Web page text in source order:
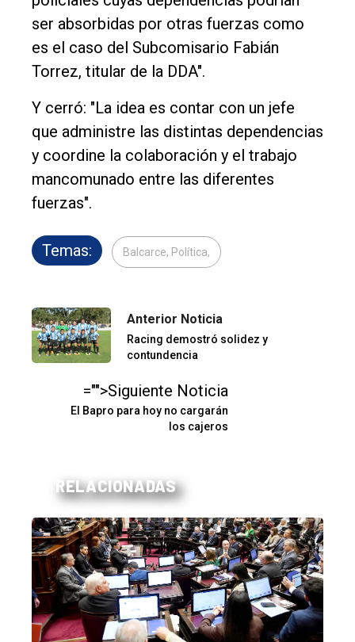
ser absorbidas por otras fuerzas como
es el caso del Subcomisario Fabián
Torrez, titular de la DDA".
Y cerró: "La idea es contar con un jefe
que administre las distintas dependencias
y coordine la colaboración y el trabajo
mancomunado entre las diferentes
fuerzas".
Temas: Balcarce, Política,
Anterior Noticia
Racing demostró solidez y
contundencia
="">Siguiente Noticia
El Bapro para hoy no cargarán
los cajeros
RELACIONADAS